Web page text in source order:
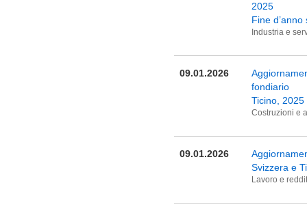
2025
Fine
Industria e
09.01.2026
fondiario
Ticino, 2025
Costruzioni e
09.01.2026
Svizzera e
Lavoro e